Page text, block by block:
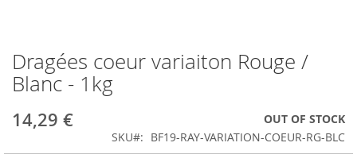
Skip
to
the
of
images
Dragées coeur variaiton Rouge /
Blanc - 1kg
14,29 €
OUT OF STOCK
SKU
BF19-RAY-VARIATION-COEUR-RG-BLC